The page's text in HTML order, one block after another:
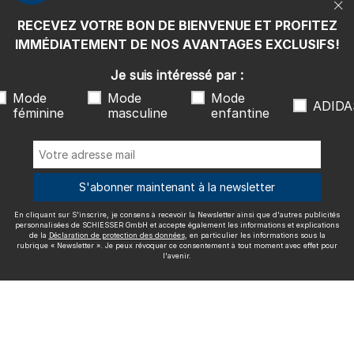
rubrique « Newsletter ». Je peux révoquer ce consentement à tout
Nous livrons avec
Excellente qualité
Plus d'informations sur nos évaluations
RECEVEZ VOTRE BON DE BIENVENUE ET PROFITEZ
IMMÉDIATEMENT DE NOS AVANTAGES EXCLUSIFS!
Je suis intéressé par :
Mode
féminine
Mode
masculine
Mode
enfantine
S'abonner maintenant à la newsletter
En cliquant sur S'inscrire, je consens à recevoir la Newsletter ainsi que d'autres publicités
personnalisées de SCHIESSER GmbH et accepte également les informations et explications
de la Déclaration de protection des données, en particulier les informations sous la
rubrique « Newsletter ». Je peux révoquer ce consentement à tout moment avec effet pour
l'avenir.